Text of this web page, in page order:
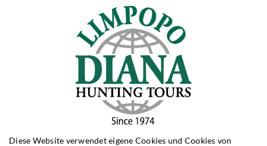
Damhirschjagd in Zmigrod
Diese Website verwendet eigene Cookies und Cookies von